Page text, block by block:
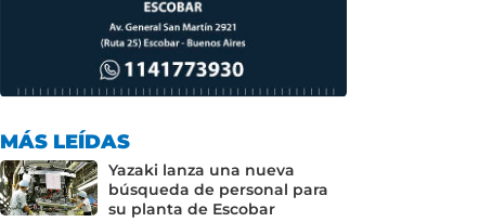
MÁS LEÍDAS
Yazaki lanza una nueva
búsqueda de personal para
su planta de Escobar